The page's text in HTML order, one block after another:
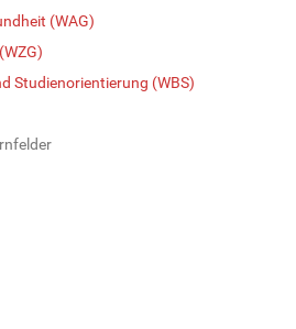
(WAG)
Studienorientierung (WBS)